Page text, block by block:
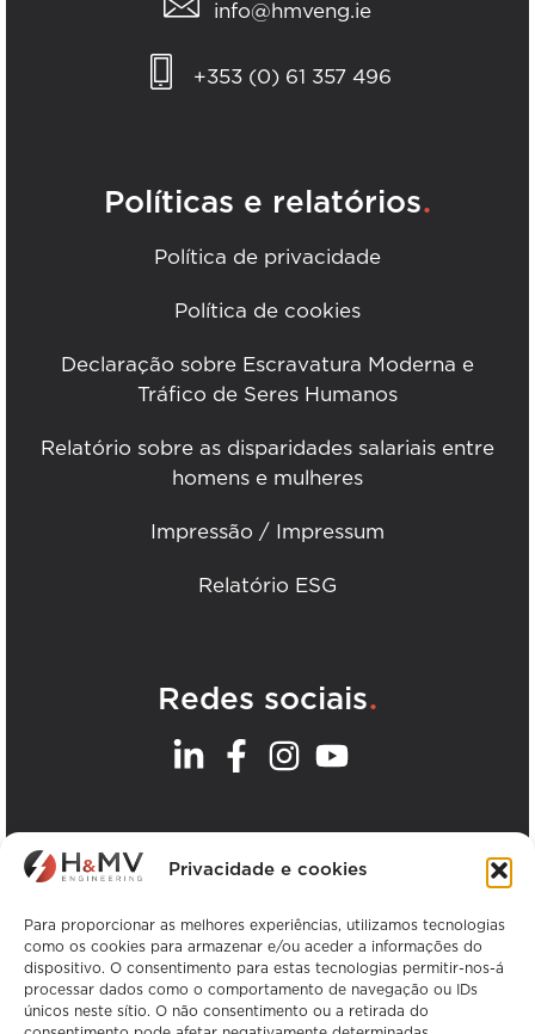
Privacidade e cookies
Para proporcionar as melhores experiências, utilizamos tecnologias
como os cookies para armazenar e/ou aceder a informações do
dispositivo. O consentimento para estas tecnologias permitir-nos-á
processar dados como o comportamento de navegação ou IDs
únicos neste sítio. O não consentimento ou a retirada do
info@hmveng.ie
+353 (0) 61 357 496
Políticas e relatórios.
Política de privacidade
Política de cookies
Declaração sobre Escravatura Moderna e
Tráfico de Seres Humanos
Relatório sobre as disparidades salariais entre
homens e mulheres
Impressão / Impressum
Relatório ESG
Redes sociais.
Os nossos escritórios .